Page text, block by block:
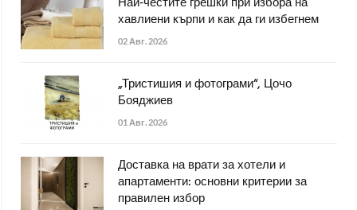
хавлиени кърпи и как да ги избегнем
02 Авг. 2026
„Тристишия и фотограми“, Цочо
Бояджиев
01 Авг. 2026
Доставка на врати за хотели и
апартаменти: основни критерии за
правилен избор